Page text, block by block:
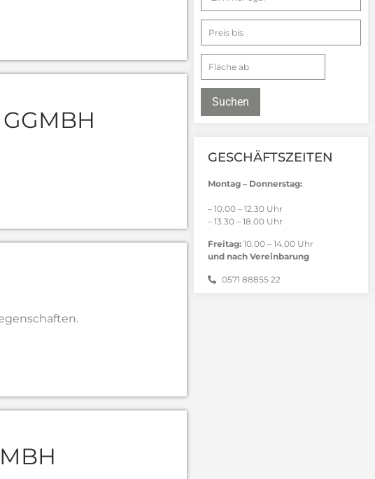
Suchen
GESCHÄFTSZEITEN
Montag – Donnerstag:
– 10.00 – 12.30 Uhr
– 13.30 – 18.00 Uhr
Freitag: 10.00 – 14.00 Uhr
und nach Vereinbarung
0571 88855 22